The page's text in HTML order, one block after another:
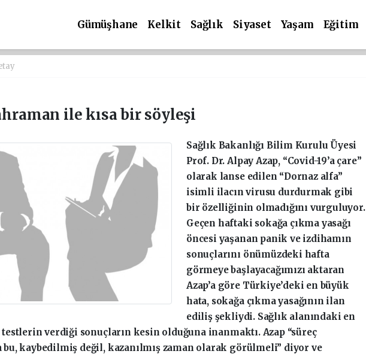
Gümüşhane Kelkit Sağlık Siyaset Yaşam Eğitim
ile kısa bir söyleşi
Sağlık Bakanlığı Bilim Kurulu Üyesi
Prof. Dr. Alpay Azap, “Covid-19’a çare”
olarak lanse edilen “Dornaz alfa”
isimli ilacın virusu durdurmak gibi
bir özelliğinin olmadığını vurguluyor.
Geçen haftaki sokağa çıkma yasağı
öncesi yaşanan panik ve izdihamın
sonuçlarını önümüzdeki hafta
görmeye başlayacağımızı aktaran
Azap’a göre Türkiye’deki en büyük
hata, sokağa çıkma yasağının ilan
ediliş şekliydi. Sağlık alanındaki en
verdiği sonuçların kesin olduğuna inanmaktı. Azap “süreç
kaybedilmiş değil, kazanılmış zaman olarak görülmeli” diyor ve